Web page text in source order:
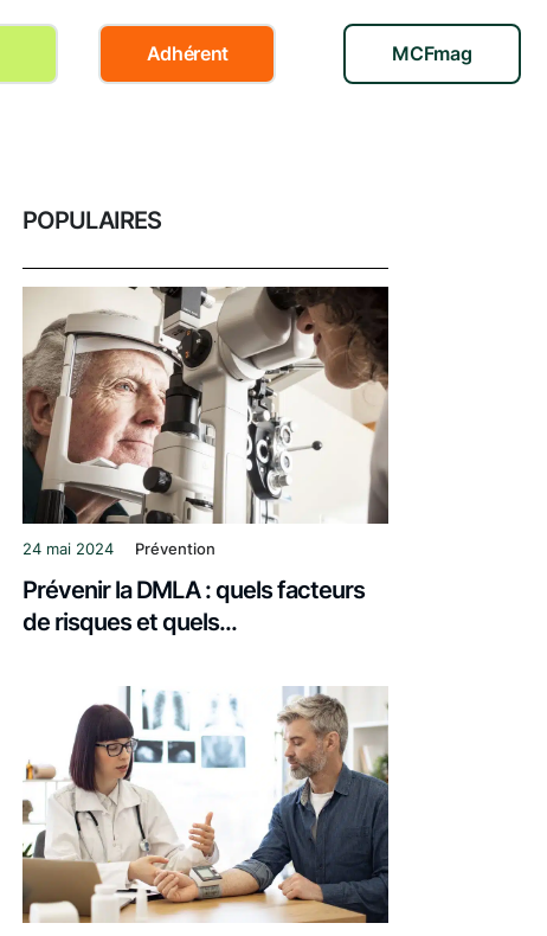
Adhérent MCFmag
POPULAIRES
24 mai 2024 Prévention
Prévenir la DMLA : quels facteurs
de risques et quels...